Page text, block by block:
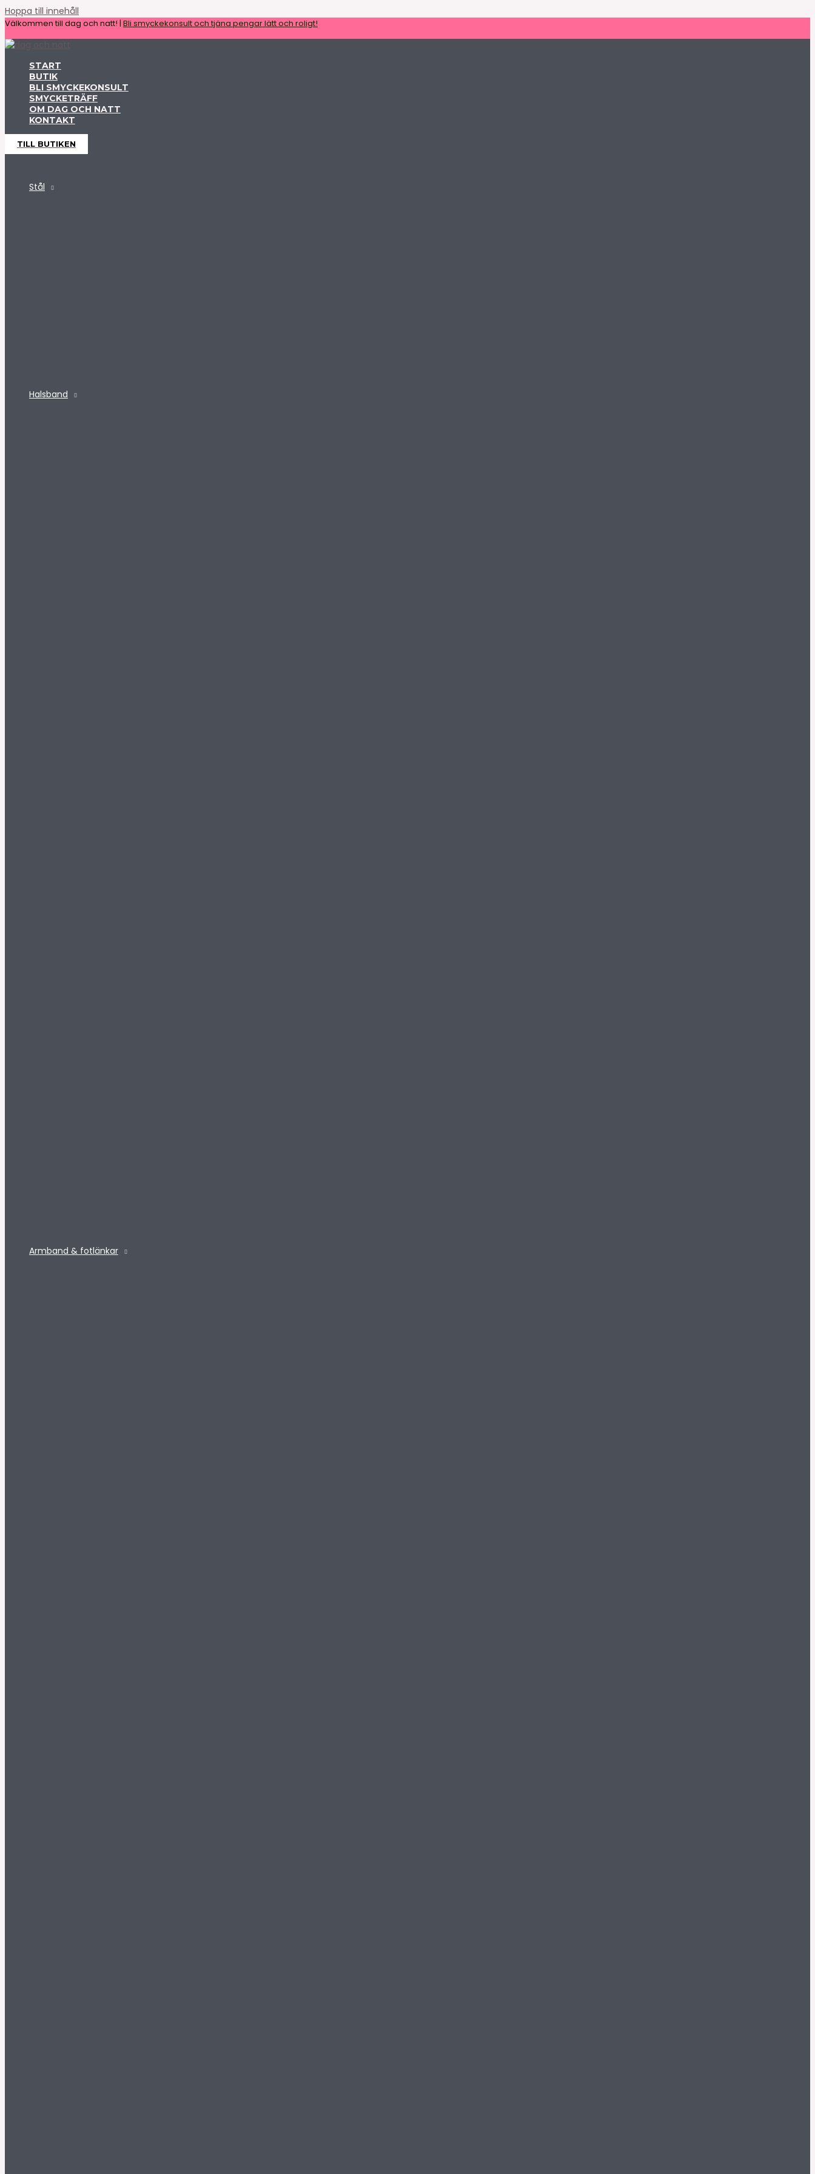
Hoppa till innehåll
Välkommen till dag och natt! | Bli smyckekonsult och tjäna pengar lätt och roligt!
START
BUTIK
BLI SMYCKEKONSULT
SMYCKETRÄFF
OM DAG OCH NATT
KONTAKT
TILL BUTIKEN
Stål
Halsband
Armband & fotlänkar